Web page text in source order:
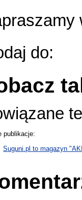
do:
publikacje:
Suguni.pl to magazyn